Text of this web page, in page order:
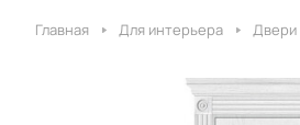
Главная Для интерьера Двери